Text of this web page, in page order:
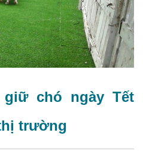
chó ngày Tết
trường